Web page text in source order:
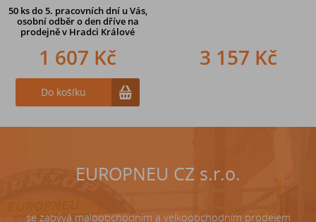
50 ks do 5. pracovních dní u Vás,
osobní odběr o den dříve na
prodejněv Hradci Králové
1 607 Kč
Do košíku
3 157 Kč
242 Kč
EUROPNEU CZ s.r.o.
se zabývá maloobchodním a velkoobchodním prodejem